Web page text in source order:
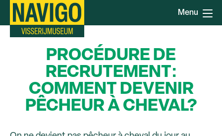
Aller
contenu
Menu
PROCÉDURE DE
RECRUTEMENT:
COMMENT DEVENIR
PÊCHEUR À CHEVAL?